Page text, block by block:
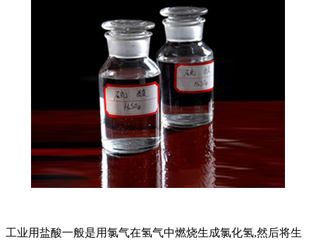
工业用盐酸一般是用氯气在氢气中燃烧生成氯化氢,然后将生